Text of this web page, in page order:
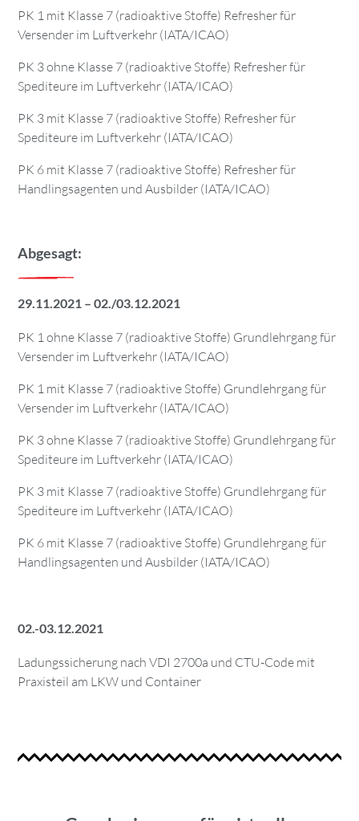
PK 1 mit Klasse 7 (radioaktive Stoffe) Refresher für
Versender im Luftverkehr (IATA/ICAO)
PK 3 ohne Klasse 7 (radioaktive Stoffe) Refresher für
Spediteure im Luftverkehr (IATA/ICAO)
PK 3 mit Klasse 7 (radioaktive Stoffe) Refresher für
Spediteure im Luftverkehr (IATA/ICAO)
PK 6 mit Klasse 7 (radioaktive Stoffe) Refresher für
Handlingsagenten und Ausbilder (IATA/ICAO)
Abgesagt:
29.11.2021 – 02./03.12.2021
PK 1 ohne Klasse 7 (radioaktive Stoffe) Grundlehrgang für
Versender im Luftverkehr (IATA/ICAO)
PK 1 mit Klasse 7 (radioaktive Stoffe) Grundlehrgang für
Versender im Luftverkehr (IATA/ICAO)
PK 3 ohne Klasse 7 (radioaktive Stoffe) Grundlehrgang für
Spediteure im Luftverkehr (IATA/ICAO)
PK 3 mit Klasse 7 (radioaktive Stoffe) Grundlehrgang für
Spediteure im Luftverkehr (IATA/ICAO)
PK 6 mit Klasse 7 (radioaktive Stoffe) Grundlehrgang für
Handlingsagenten und Ausbilder (IATA/ICAO)
02.-03.12.2021
Ladungssicherung nach VDI 2700a und CTU-Code mit
Praxisteil am LKW und Container